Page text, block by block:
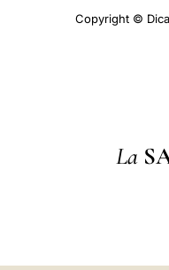
Copyright ©
La